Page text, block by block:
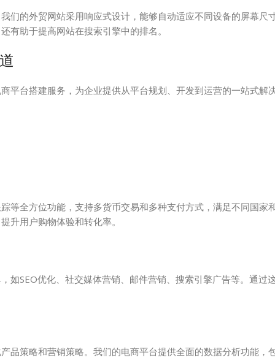
们的外贸网站采用响应式设计，能够自动适应不同设备的屏幕尺
有助于提高网站在搜索引擎中的排名。
平台搭建服务，为企业提供从平台规划、开发到运营的一站式解
等全方位功能，支持多货币交易和多种支付方式，满足不同国家
升用户购物体验和转化率。
如SEO优化、社交媒体营销、邮件营销、搜索引擎广告等。通过
品策略和营销策略。我们的电商平台提供全面的数据分析功能，